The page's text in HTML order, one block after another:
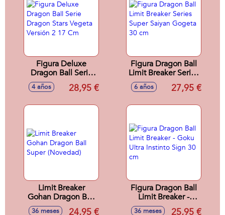
Figura Deluxe
Dragon Ball Serie
Dragon Stars
Vegeta Versión 2
4 años 28,95 €
Figura Dragon Ball
Limit Breaker Series
Super Saiyan
Gogeta 30 cm
6 años 27,95 €
Limit Breaker
Gohan Dragon Ball
Super (Novedad)
36 meses 24,95 €
Figura Dragon Ball
Limit Breaker -
Goku Ultra Instinto
36 meses 25,95 €